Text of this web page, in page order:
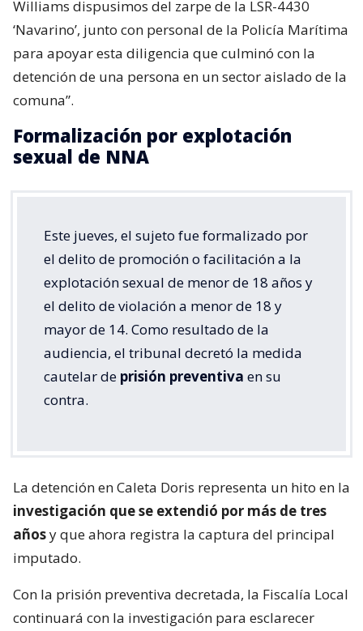
Williams dispusimos del zarpe de la LSR-4430
‘Navarino’, junto con personal de la Policía Marítima
para apoyar esta diligencia que culminó con la
detención de una persona en un sector aislado de la
comuna”.
Formalización por explotación
sexual de NNA
Este jueves, el sujeto fue formalizado por
el delito de promoción o facilitación a la
explotación sexual de menor de 18 años y
el delito de violación a menor de 18 y
mayor de 14. Como resultado de la
audiencia, el tribunal decretó la medida
cautelar de prisión preventiva en su
contra.
La detención en Caleta Doris representa un hito en la
investigación que se extendió por más de tres
añosy que ahora registra la captura del principal
imputado.
Con la prisión preventiva decretada, la Fiscalía Local
continuará con la investigación para esclarecer